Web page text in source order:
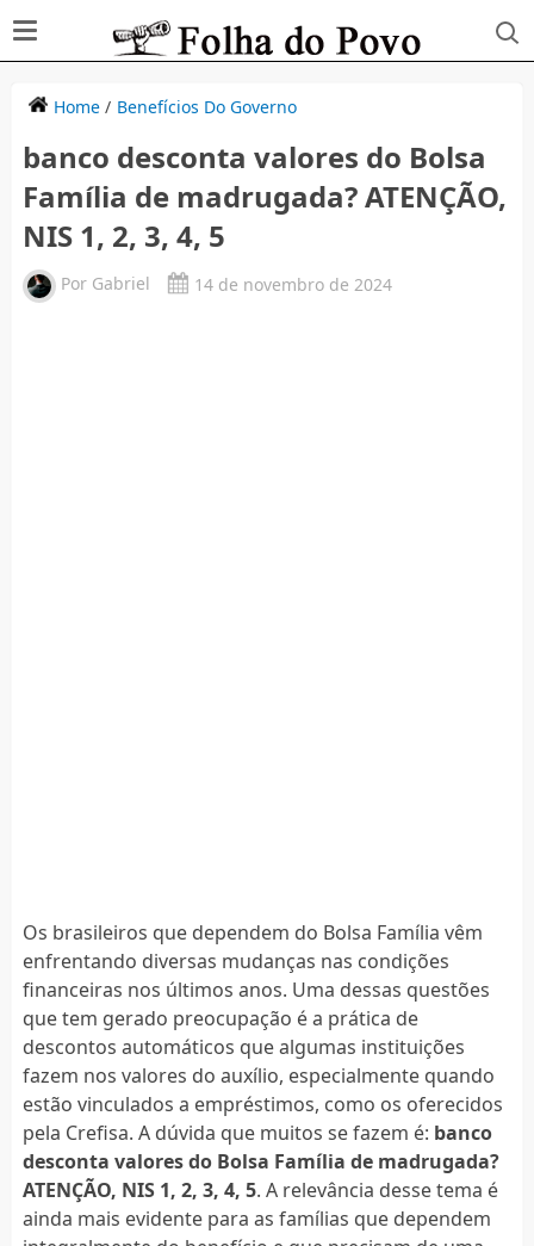
Home/ Benefícios Do Governo
banco desconta valores do Bolsa
Família de madrugada? ATENÇÃO,
NIS 1, 2, 3, 4, 5
Por Gabriel 14 de novembro de 2024
Os brasileiros que dependem do Bolsa Família vêm
enfrentando diversas mudanças nas condições
financeiras nos últimos anos. Uma dessas questões
que tem gerado preocupação é a prática de
descontos automáticos que algumas instituições
fazem nos valores do auxílio, especialmente quando
estão vinculados a empréstimos, como os oferecidos
pela Crefisa. A dúvida que muitos se fazem é: banco
desconta valores do Bolsa Família de madrugada?
ATENÇÃO, NIS 1, 2, 3, 4, 5. A relevância desse tema é
ainda mais evidente para as famílias que dependem